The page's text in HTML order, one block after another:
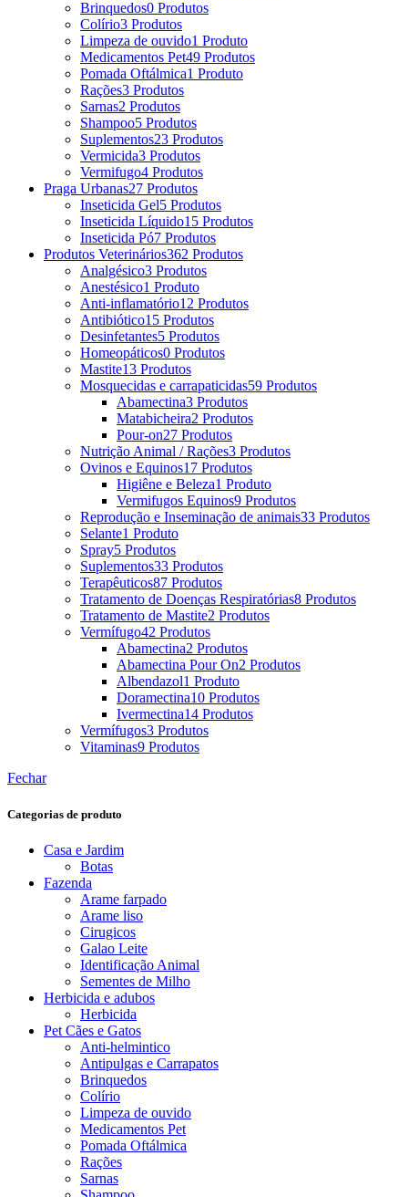
Brinquedos0 Produtos
Colírio3 Produtos
Limpeza de ouvido1 Produto
Medicamentos Pet49 Produtos
Pomada Oftálmica1 Produto
Rações3 Produtos
Sarnas2 Produtos
Shampoo5 Produtos
Suplementos23 Produtos
Vermicida3 Produtos
Vermifugo4 Produtos
Praga Urbanas27 Produtos
Inseticida Gel5 Produtos
Inseticida Líquido15 Produtos
Inseticida Pó7 Produtos
Produtos Veterinários362 Produtos
Analgésico3 Produtos
Anestésico1 Produto
Anti-inflamatório12 Produtos
Antibiótico15 Produtos
Desinfetantes5 Produtos
Homeopáticos0 Produtos
Mastite13 Produtos
Mosquecidas e carrapaticidas59 Produtos
Abamectina3 Produtos
Matabicheira2 Produtos
Pour-on27 Produtos
Nutrição Animal / Rações3 Produtos
Ovinos e Equinos17 Produtos
Higiêne e Beleza1 Produto
Vermifugos Equinos9 Produtos
Reprodução e Inseminação de animais33 Produtos
Selante1 Produto
Spray5 Produtos
Suplementos33 Produtos
Terapêuticos87 Produtos
Tratamento de Doenças Respiratórias8 Produtos
Tratamento de Mastite2 Produtos
Vermífugo42 Produtos
Abamectina2 Produtos
Abamectina Pour On2 Produtos
Albendazol1 Produto
Doramectina10 Produtos
Ivermectina14 Produtos
Vermífugos3 Produtos
Vitaminas9 Produtos
Fechar
Categorias de produto
Casa e Jardim
Botas
Fazenda
Arame farpado
Arame liso
Cirugicos
Galao Leite
Identificação Animal
Sementes de Milho
Herbicida e adubos
Herbicida
Pet Cães e Gatos
Anti-helmintico
Antipulgas e Carrapatos
Brinquedos
Colírio
Limpeza de ouvido
Medicamentos Pet
Pomada Oftálmica
Rações
Sarnas